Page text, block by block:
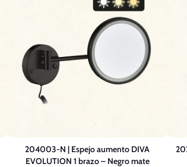
204003-N | Espejo aumento DIVA
EVOLUTION 1 brazo – Negro mate